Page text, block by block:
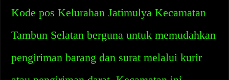
Kode pos Kelurahan Jatimulya Kecamatan
Tambun Selatan berguna untuk memudahkan
pengiriman barang dan surat melalui kurir